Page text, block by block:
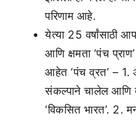
परिणाम आहे.
येत्या 25 वर्षांसाठी
आणि क्षमता ‘पंच
आहेत ‘पंच व्रत’ – 1.
संकल्पाने चालेल आणि
‘विकसित भारत’. 2.